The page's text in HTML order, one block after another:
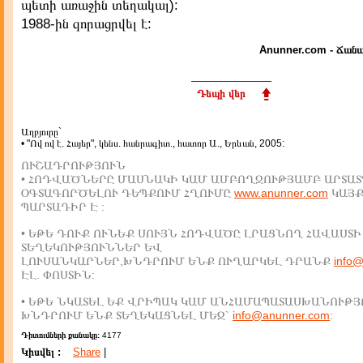
պետի առաջին տեղակալ):
1988-ին զորացրվել է:
Anunner.com -
Դեպի վեր
Աղբյուրը`
• "Ով ով է. Հայեր", կենս. հանրագիտ., հատոր Ա., Երևան, 2005:
ՈՒՇԱԴՐՈՒԹՅՈՒՆ
• ՀՈԴՎԱԾՆԵՐԸ ՄԱՍՆԱԿԻ ԿԱՄ ԱՄԲՈՂՋՈՒԹՅԱՄԲ
ՕԳՏԱԳՈՐԾԵԼՈՒ ԴԵՊՔՈՒՄ ՀՂՈՒՄԸ www.anunner.com
ՊԱՐՏԱԴԻՐ Է :
• ԵԹԵ ԴՈՒՔ ՈՒՆԵՔ ՍՈՒՅՆ ՀՈԴՎԱԾԸ ԼՐԱՑՆՈՂ ՀԱՎԱՍՏԻ
ՏԵՂԵԿՈՒԹՅՈՒՆՆԵՐ ԵՎ
ԼՈՒՍԱՆԿԱՐՆԵՐ,ԽՆԴՐՈՒՄ ԵՆՔ ՈՒՂԱՐԿԵԼ ԴՐԱՆՔ
ԷԼ. ՓՈՍՏԻՆ:
• ԵԹԵ ՆԿԱՏԵԼ ԵՔ ՎՐԻՊԱԿ ԿԱՄ
ԽՆԴՐՈՒՄ ԵՆՔ ՏԵՂԵԿԱՑՆԵԼ ՄԵԶ` info@anunner.com:
Դիտումների քանակը: 4177
Կիսվել : Share